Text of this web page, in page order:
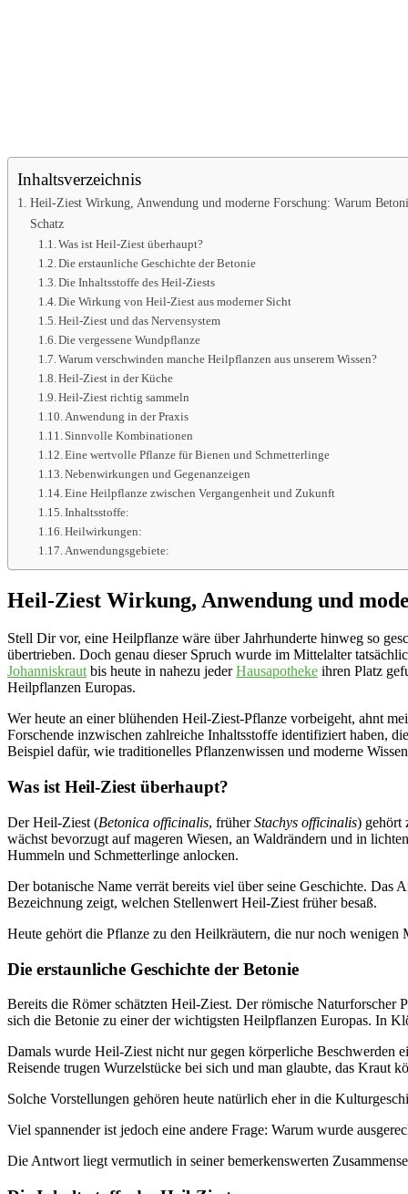
Inhaltsverzeichnis
Heil-Ziest Wirkung, Anwendung und moderne Forschung: Warum
Schatz
Was ist Heil-Ziest überhaupt?
Die erstaunliche Geschichte der Betonie
Die Inhaltsstoffe des Heil-Ziests
Die Wirkung von Heil-Ziest aus moderner Sicht
Heil-Ziest und das Nervensystem
Die vergessene Wundpflanze
Warum verschwinden manche Heilpflanzen aus unserem Wissen?
Heil-Ziest in der Küche
Heil-Ziest richtig sammeln
Anwendung in der Praxis
Sinnvolle Kombinationen
Eine wertvolle Pflanze für Bienen und Schmetterlinge
Nebenwirkungen und Gegenanzeigen
Eine Heilpflanze zwischen Vergangenheit und Zukunft
Inhaltsstoffe:
Heilwirkungen:
Anwendungsgebiete:
Heil-Ziest Wirkung, Anwendung und
Stell Dir vor, eine Heilpflanze wäre über Jahrhunderte hinweg so
übertrieben. Doch genau dieser Spruch wurde im Mittelalter
Johanniskrautbis heute in nahezu jederHausapotheke ihren Platz
Heilpflanzen Europas.
Wer heute an einer blühenden Heil-Ziest-Pflanze vorbeigeht, ahnt
Forschende inzwischen zahlreiche Inhaltsstoffe identifiziert haben,
Beispiel dafür, wie traditionelles Pflanzenwissen und moderne
Was ist Heil-Ziest überhaupt?
Der Heil-Ziest (Betonica officinalis, früherStachys officinalis) gehört
wächst bevorzugt auf mageren Wiesen, an Waldrändern und in
Hummeln und Schmetterlinge anlocken.
Der botanische Name verrät bereits viel über seine Geschichte. Das
Bezeichnung zeigt, welchen Stellenwert Heil-Ziest früher besaß.
Heute gehört die Pflanze zu den Heilkräutern, die nur noch
Die erstaunliche Geschichte der Betonie
Bereits die Römer schätzten Heil-Ziest. Der römische
sich die Betonie zu einer der wichtigsten Heilpflanzen Europas. In
Damals wurde Heil-Ziest nicht nur gegen körperliche Beschwerden
Reisende trugen Wurzelstücke bei sich und man glaubte, das Kraut
Solche Vorstellungen gehören heute natürlich eher in die
Viel spannender ist jedoch eine andere Frage: Warum wurde
Die Antwort liegt vermutlich in seiner bemerkenswerten